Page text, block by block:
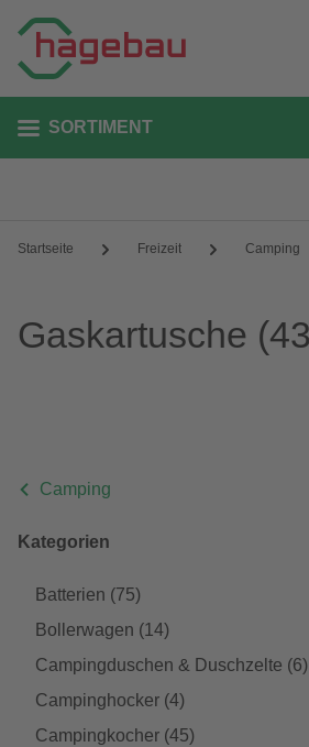
SORTIMENT
Startseite Freizeit Camping
Gaskartusche
Camping
Kategorien
Batterien (75)
Bollerwagen (14)
Campingduschen & Duschzelte (6)
Campinghocker (4)
Campingkocher (45)